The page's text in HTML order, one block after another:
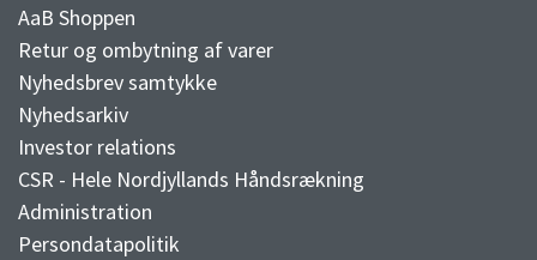
AaB Shoppen
Retur og ombytning af varer
Nyhedsbrev samtykke
Nyhedsarkiv
Investor relations
CSR - Hele Nordjyllands Håndsrækning
Administration
Persondatapolitik